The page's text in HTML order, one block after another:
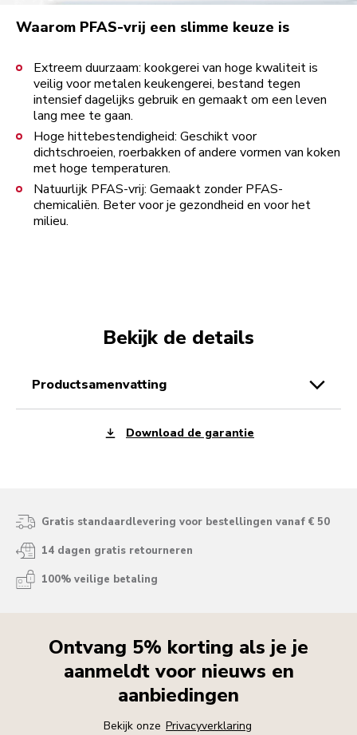
Waarom PFAS-vrij een slimme keuze is
Extreem duurzaam: kookgerei van hoge kwaliteit is
veilig voor metalen keukengerei, bestand tegen
intensief dagelijks gebruik en gemaakt om een leven
lang mee te gaan.
Hoge hittebestendigheid: Geschikt voor
dichtschroeien, roerbakken of andere vormen van koken
met hoge temperaturen.
Natuurlijk PFAS-vrij: Gemaakt zonder PFAS-
chemicaliën. Beter voor je gezondheid en voor het
milieu.
Bekijk de details
productsamenvatting
Download de garantie
Gratis standaardlevering voor bestellingen vanaf € 50
14 dagen gratis retourneren
100% veilige betaling
Ontvang 5% korting als je je
aanmeldt voor nieuws en
aanbiedingen
Bekijk onze Privacyverklaring